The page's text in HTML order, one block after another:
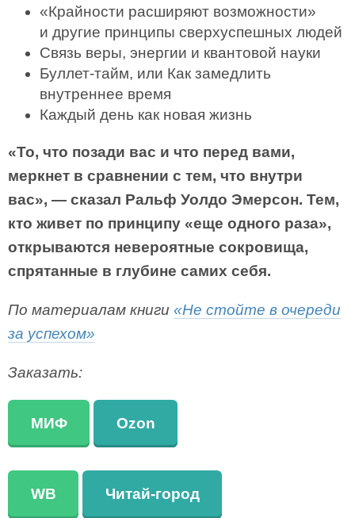
«Крайности расширяют возможности»
и другие принципы сверхуспешных людей
Связь веры, энергии и квантовой науки
Буллет-тайм, или Как замедлить
внутреннее время
Каждый день как новая жизнь
«То, что позади вас и что перед вами,
меркнет в сравнении с тем, что внутри
вас», — сказал Ральф Уолдо Эмерсон. Тем,
кто живет по принципу «еще одного раза»,
открываются невероятные сокровища,
спрятанные в глубине самих себя.
По материалам книги «Не стойте в очереди
за успехом»
Заказать:
МИФ Ozon
WB Читай-город